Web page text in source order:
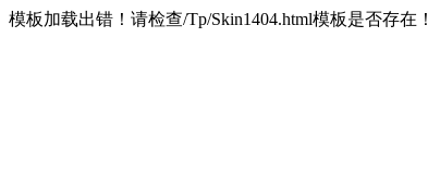
模板加载出错！请检查/Tp/Skin1404.html模板是否存在！